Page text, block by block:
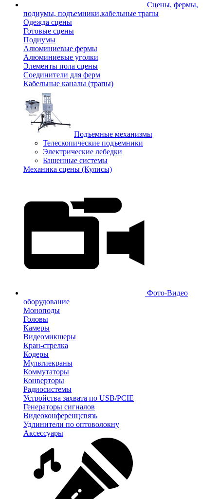
Сцены, фермы,
подиумы, подъемники,кабельные трапы
Одежда сцены
Готовые сцены
Подиумы
Алюминиевые фермы
Алюминиевые уголки
Элементы пола сцены
Соединители для ферм
Кабельные каналы (трапы)
Подъемные механизмы
Телескопические подъемники
Электрические лебедки
Башенные системы
Механика сцены (Кулисы)
Фото-Видео
оборудование
Моноподы
Головы
Камеры
Видеомикшеры
Кран-стрелка
Кодеры
Мультиекраны
Коммутаторы
Конверторы
Радиосистемы
Устройства захвата по USB/PCIE
Генераторы сигналов
Видеоконференцсвязь
Удлинители по оптоволокну
Аксессуары